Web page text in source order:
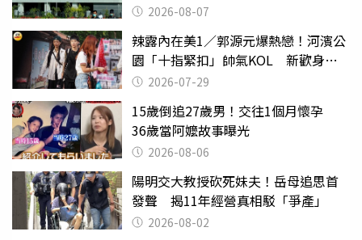
2026-08-07
辣露內在美1／郭源元爆熱戀！河濱公
園「十指緊扣」帥氣KOL 新歡身份
曝光2026-07-29
15歲倒追27歲男！交往1個月懷孕
36歲當阿嬤故事曝光
2026-08-06
陽明交大教授砍死妹夫！岳母追思首
發聲 揭11年經營真相駁「爭產」
2026-08-02